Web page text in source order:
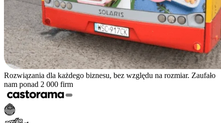
Rozwiązania dla każdego biznesu, bez względu na rozmiar. Zaufało
nam ponad 2 000 firm